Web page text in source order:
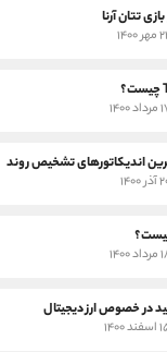
تتان آرنا
در خصوص ارز دیجیتال